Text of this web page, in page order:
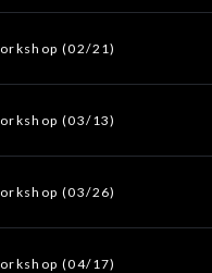
(02/21)
(03/13)
(03/26)
(04/17)